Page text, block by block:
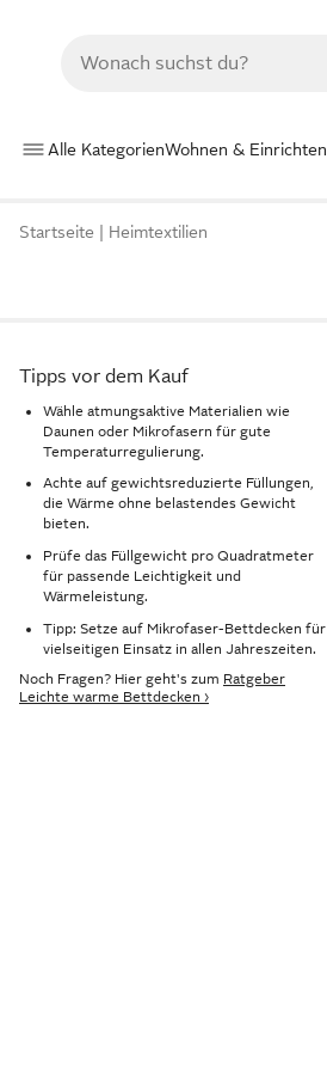
Alle KategorienWohnen & Einrichten
Startseite Heimtextilien
Tipps vor dem Kauf
Wähle atmungsaktive Materialien wie
Daunen oder Mikrofasern für gute
Temperaturregulierung.
Achte auf gewichtsreduzierte Füllungen,
die Wärme ohne belastendes Gewicht
bieten.
Prüfe das Füllgewicht pro Quadratmeter
für passende Leichtigkeit und
Wärmeleistung.
Tipp: Setze auf Mikrofaser-Bettdecken für
vielseitigen Einsatz in allen Jahreszeiten.
Noch Fragen? Hier geht's zum Ratgeber
Leichte warme Bettdecken ›